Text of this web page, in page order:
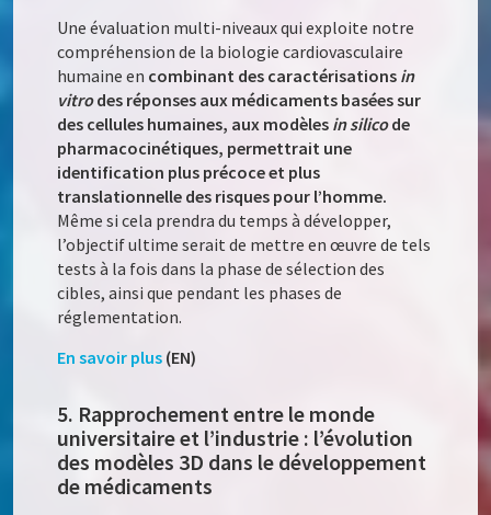
Une évaluation multi-niveaux qui exploite notre
compréhension de la biologie cardiovasculaire
humaine en combinant des caractérisations in
vitrodes réponses aux médicaments basées sur
des cellules humaines, aux modèles in silicode
pharmacocinétiques, permettrait une
identification plus précoce et plus
translationnelle des risques pour l’homme.
Même si cela prendra du temps à développer,
l’objectif ultime serait de mettre en œuvre de tels
tests à la fois dans la phase de sélection des
cibles, ainsi que pendant les phases de
réglementation.
En savoir plus (EN)
5. Rapprochement entre le monde
universitaire et l’industrie : l’évolution
des modèles 3D dans le développement
de médicaments